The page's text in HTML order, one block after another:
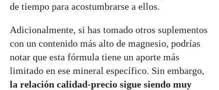
de tiempo para acostumbrarse a ellos.
Adicionalmente, si has tomado otros suplementos
con un contenido más alto de magnesio, podrías
notar que esta fórmula tiene un aporte más
limitado en ese mineral específico. Sin embargo,
la relación calidad-precio sigue siendo muy